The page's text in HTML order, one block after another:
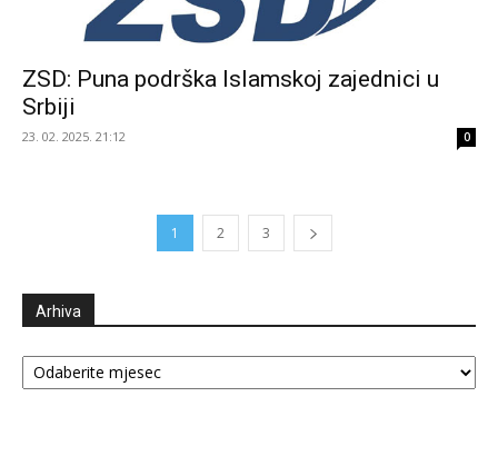
ZSD: Puna podrška Islamskoj zajednici u
Srbiji
23. 02. 2025. 21:12 0
1 2 3
Arhiva
Arhiva